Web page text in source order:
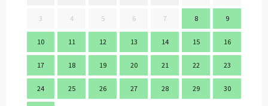
3 4 5 6 7 8 9
10 11 12 13 14 15 16
17 18 19 20 21 22 23
24 25 26 27 28 29 30